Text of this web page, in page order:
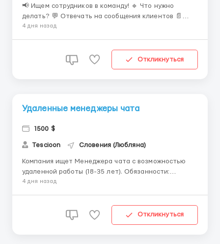
📢 Ищем сотрудников в команду! 🔹 Что нужно
делать? 💬 Отвечать на сообщения клиентов 📄
Вести переписку по готовым сценариям ⚡️ Быстро
Свободный график ✅ Доход от $700 и выше 1000+ ✅
4 дня назад
Откликнуться
Удаленные менеджеры чата
1500 $
Tescioon Словения (Любляна)
Компания ищет Менеджера чата с возможностью
удаленной работы (18-35 лет). Обязанности:
Обеспечение высокого уровня обслуживания
продуктах или услугах компании. Работа с
жалобами и вопросами клиенто...
4 дня назад
Откликнуться